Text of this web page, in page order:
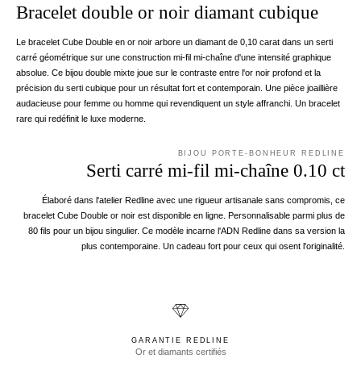
Bracelet double or noir diamant cubique
Le bracelet Cube Double en or noir arbore un diamant de 0,10 carat dans un serti
carré géométrique sur une construction mi-fil mi-chaîne d'une intensité graphique
absolue. Ce bijou double mixte joue sur le contraste entre l'or noir profond et la
précision du serti cubique pour un résultat fort et contemporain. Une pièce joaillière
audacieuse pour femme ou homme qui revendiquent un style affranchi. Un bracelet
rare qui redéfinit le luxe moderne.
BIJOU PORTE-BONHEUR REDLINE
Serti carré mi-fil mi-chaîne 0.10 ct
Élaboré dans l'atelier Redline avec une rigueur artisanale sans compromis, ce
bracelet Cube Double or noir est disponible en ligne. Personnalisable parmi plus de
80 fils pour un bijou singulier. Ce modèle incarne l'ADN Redline dans sa version la
plus contemporaine. Un cadeau fort pour ceux qui osent l'originalité.
GARANTIE REDLINE
Or et diamants certifiés